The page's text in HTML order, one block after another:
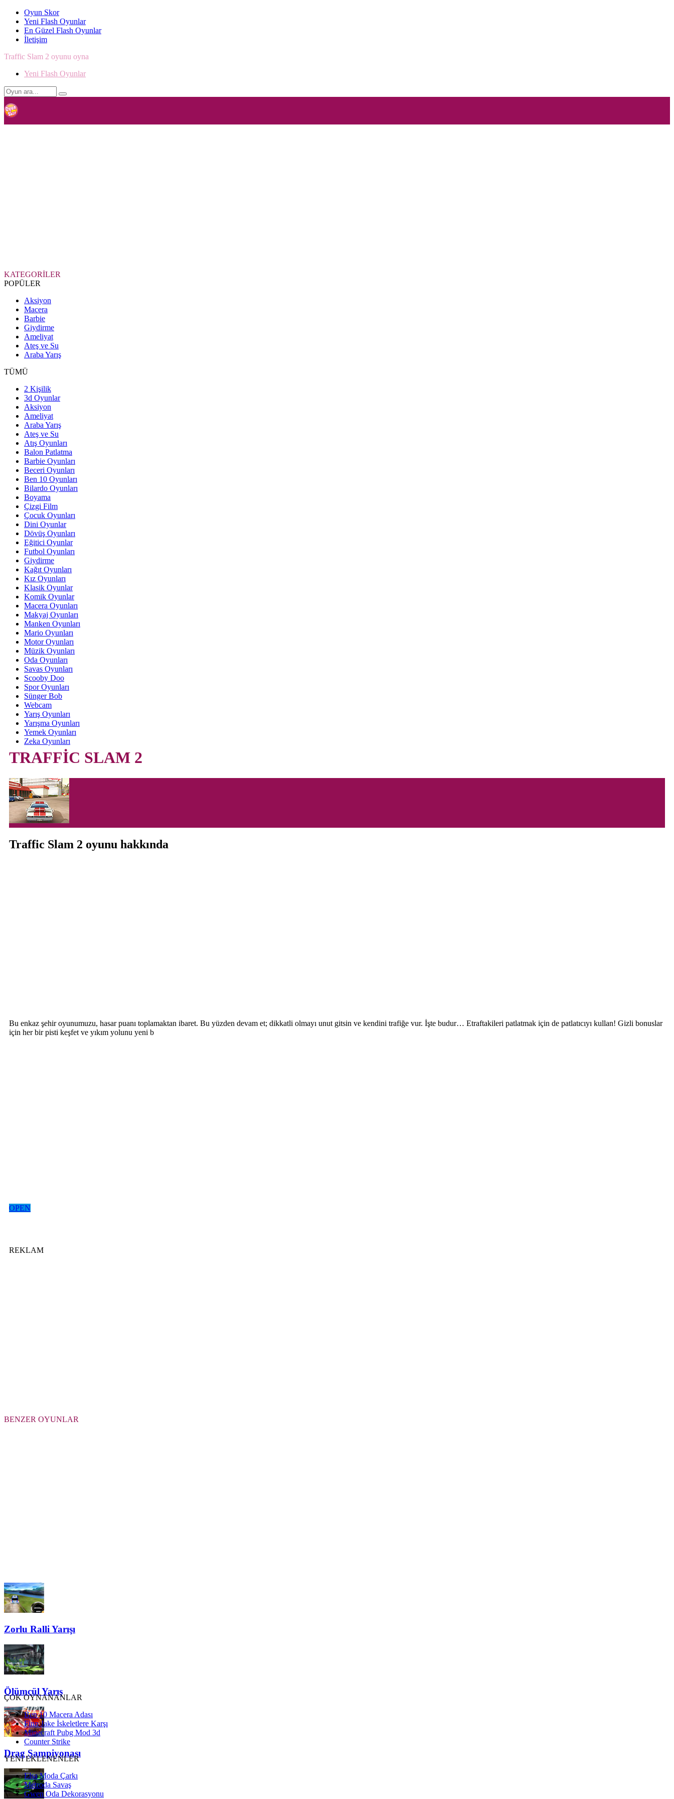
Oyun Skor
Yeni Flash Oyunlar
En Güzel Flash Oyunlar
İletişim
Traffic Slam 2 oyunu oyna
Yeni Flash Oyunlar
KATEGORİLER
POPÜLER
Aksiyon
Macera
Barbie
Giydirme
Ameliyat
Ateş ve Su
Araba Yarış
TÜMÜ
2 Kişilik
3d Oyunlar
Aksiyon
Ameliyat
Araba Yarış
Ateş ve Su
Atış Oyunları
Balon Patlatma
Barbie Oyunları
Beceri Oyunları
Ben 10 Oyunları
Bilardo Oyunları
Boyama
Çizgi Film
Çocuk Oyunları
Dini Oyunlar
Dövüş Oyunları
Eğitici Oyunlar
Futbol Oyunları
Giydirme
Kağıt Oyunları
Kız Oyunları
Klasik Oyunlar
Komik Oyunlar
Macera Oyunları
Makyaj Oyunları
Manken Oyunları
Mario Oyunları
Motor Oyunları
Müzik Oyunları
Oda Oyunları
Savas Oyunları
Scooby Doo
Spor Oyunları
Sünger Bob
Webcam
Yarış Oyunları
Yarışma Oyunları
Yemek Oyunları
Zeka Oyunları
TRAFFİC SLAM 2
Traffic Slam 2 oyunu hakkında
Bu enkaz şehir oyunumuzu, hasar puanı toplamaktan ibaret. Bu yüzden devam et; dikkatli olmayı unut gitsin ve kendini trafiğe vur. İşte budur… Etraftakileri patlatmak için de patlatıcıyı kullan! Gizli bonuslar
için her bir pisti keşfet ve yıkım yolunu yeni b
OPEN
REKLAM
BENZER OYUNLAR
Zorlu Ralli Yarışı
Ölümcül Yarış
Drag Şampiyonası
ÇOK OYNANANLAR
Ben 10 Macera Adası
Finn Jake İskeletlere Karşı
Minecraft Pubg Mod 3d
Counter Strike
YENİ EKLENENLER
Elsa Moda Çarkı
Metroda Savaş
Gwen Oda Dekorasyonu